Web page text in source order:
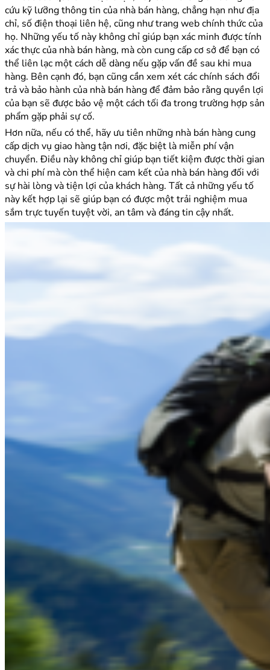
cứu kỹ lưỡng thông tin của nhà bán hàng, chẳng hạn như địa
chỉ, số điện thoại liên hệ, cũng như trang web chính thức của
họ. Những yếu tố này không chỉ giúp bạn xác minh được tính
xác thực của nhà bán hàng, mà còn cung cấp cơ sở để bạn có
thể liên lạc một cách dễ dàng nếu gặp vấn đề sau khi mua
hàng. Bên cạnh đó, bạn cũng cần xem xét các chính sách đổi
trả và bảo hành của nhà bán hàng để đảm bảo rằng quyền lợi
của bạn sẽ được bảo vệ một cách tối đa trong trường hợp sản
phẩm gặp phải sự cố.
Hơn nữa, nếu có thể, hãy ưu tiên những nhà bán hàng cung
cấp dịch vụ giao hàng tận nơi, đặc biệt là miễn phí vận
chuyển. Điều này không chỉ giúp bạn tiết kiệm được thời gian
và chi phí mà còn thể hiện cam kết của nhà bán hàng đối với
sự hài lòng và tiện lợi của khách hàng. Tất cả những yếu tố
này kết hợp lại sẽ giúp bạn có được một trải nghiệm mua
sắm trực tuyến tuyệt vời, an tâm và đáng tin cậy nhất.